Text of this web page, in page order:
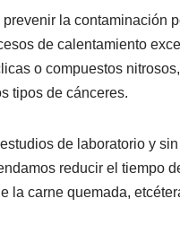
la contaminación
de calentamiento
o compuestos
tipos de cánceres.
de laboratorio y
reducir el tiempo
la carne quemada,